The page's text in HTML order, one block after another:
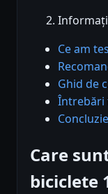
Ce am
Ghid de
Întrebări
Concluzie
Care
biciclete